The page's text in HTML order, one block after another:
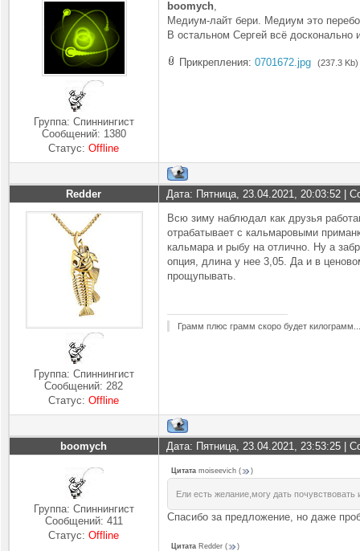
Группа: Спиннингист
Сообщений: 1380
Статус:Offline
boomych,
Медиум-лайт бери. Медиум это
В остальном Сергей всё досконально
Прикрепления: 0701672.jpg (237.3 Kb)
Redder Дата: Пятница, 23.04.2021, 20:03:52 |
Группа: Спиннингист
Сообщений:282
Статус:Offline
Всю зиму наблюдал как друзья
отрабатывает с кальмаровыми
кальмара и рыбу на отлично. Ну а
опция, длина у нее 3,05. Да и в
прощупывать.
Грамм плюс грамм скоро будет килограмм...
boomych Дата: Пятница, 23.04.2021, 23:53:25 |
Группа: Спиннингист
Сообщений: 411
Статус:Offline
Цитата moiseevich ( )
Ели есть желание,могу дать
Cпасибо за предложение, но даже
Цитата Redder ( )